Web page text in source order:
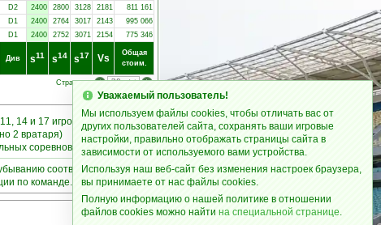
D2 2400 2800 3128 2181
811 161
D1 2400 2764 3017 2143
995 066
D1 2400 2752 3071 2154 775 346
Див s11 s14 s17 Vs
Общая
стоим.
Страницы:
14 и 17 игроков
2 вратаря)
соревнованиях
соответствующих
по команде.
Уважаемый пользователь!
Мы используем файлы cookies, чтобы отличать вас от
других пользователей сайта, сохранять ваши игровые
настройки, правильно отображать страницы сайта в
зависимости от используемого вами устройства.
Используя наш веб-сайт без изменения настроек браузера,
вы принимаете от нас файлы cookies.
Полную информацию о нашей политике в отношении
файлов cookies можно найти на специальной странице.